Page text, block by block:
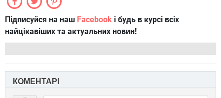
Підписуйся на наш Facebook і будь в курсі всіх
найцікавіших та актуальних новин!
КОМЕНТАРІ